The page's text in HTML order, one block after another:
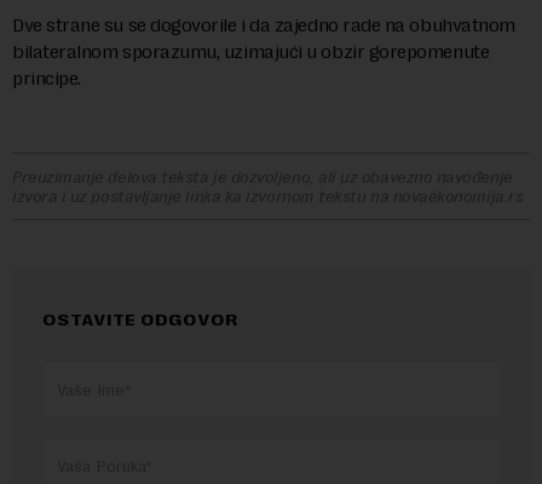
Dve strane su se dogovorile i da zajedno rade na obuhvatnom
bilateralnom sporazumu, uzimajući u obzir gorepomenute
principe.
Preuzimanje delova teksta je dozvoljeno, ali uz obavezno navođenje
izvora i uz postavljanje linka ka izvornom tekstu na novaekonomija.rs
OSTAVITE ODGOVOR